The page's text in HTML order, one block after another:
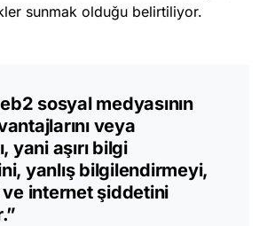
sunmak olduğu belirtiliyor.
sosyal medyasının
veya
yani aşırı bilgi
yanlış bilgilendirmeyi,
internet şiddetini